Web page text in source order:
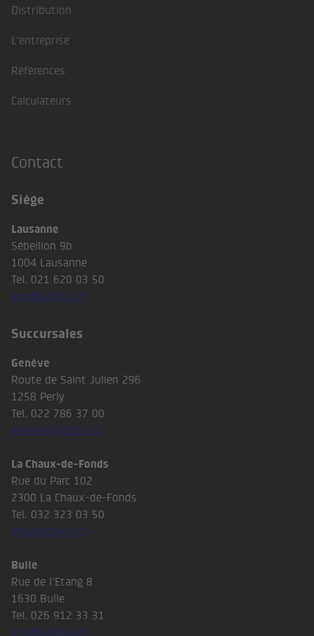
Distribution
L'entreprise
Références
Calculateurs
Contact
Siège
Lausanne
Sébeillon 9b
1004 Lausanne
Tel. 021 620 03 50
info@solstis.ch
Succursales
Genève
Route de Saint Julien 296
1258 Perly
Tel. 022 786 37 00
geneve@solstis.ch
La Chaux-de-Fonds
Rue du Parc 102
2300 La Chaux-de-Fonds
Tel. 032 323 03 50
info@solstis.ch
Bulle
Rue de l’Etang 8
1630 Bulle
Tel. 026 912 33 31
info@solstis.ch